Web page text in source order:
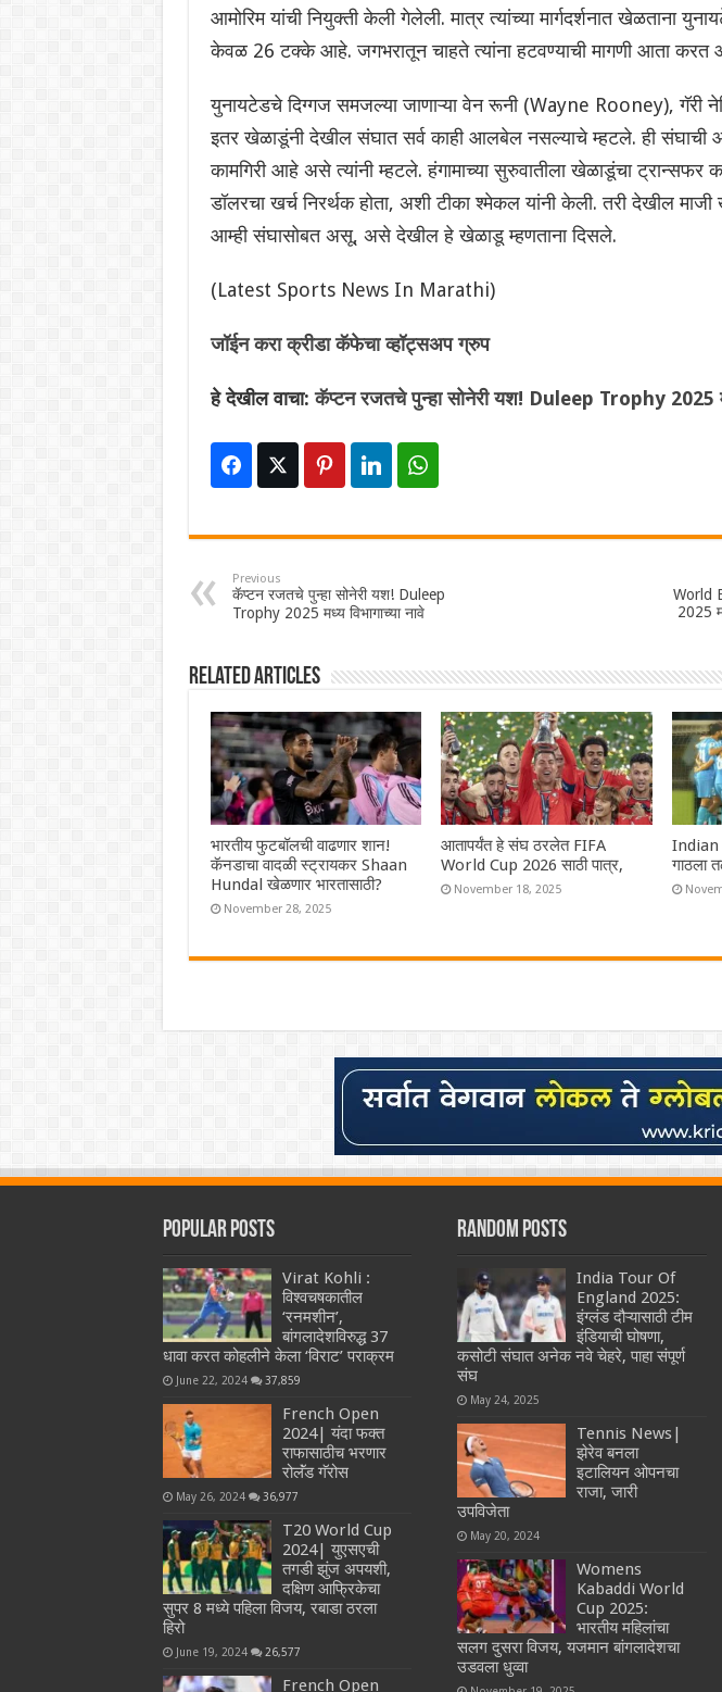
आमोरिम यांची नियुक्ती केली गेलेली. मात्र त्यांच्या मार्गदर्शनात खेळताना
केवळ 26 टक्के आहे. जगभरातून चाहते त्यांना हटवण्याची मागणी आता करत
युनायटेडचे दिग्गज समजल्या जाणाऱ्या वेन रूनी (Wayne Rooney), गॅरी
इतर खेळाडूंनी देखील संघात सर्व काही आलबेल नसल्याचे म्हटले. ही संघाची
कामगिरी आहे असे त्यांनी म्हटले. हंगामाच्या सुरुवातीला खेळाडूंचा ट्रान्सफर
डॉलरचा खर्च निरर्थक होता, अशी टीका श्मेकल यांनी केली. तरी देखील
आम्ही संघासोबत असू, असे देखील हे खेळाडू म्हणताना दिसले.
(Latest Sports News In Marathi)
जॉईन करा क्रीडा कॅफेचा व्हॉट्सअप ग्रुप
हे देखील वाचा:कॅप्टन रजतचे पुन्हा सोनेरी यश! Duleep Trophy 2025
Previous
कॅप्टन रजतचे पुन्हा सोनेरी यश! Duleep
Trophy 2025 मध्य विभागाच्या नावे
World
2025
Related Articles
भारतीय फुटबॉलची वाढणार शान!
कॅनडाचा वादळी स्ट्रायकर Shaan
Hundal खेळणार भारतासाठी?
November 28, 2025
आतापर्यंत हे संघ ठरलेत FIFA
World Cup 2026 साठी पात्र,
November 18, 2025
गाठला
Popular Posts
Virat Kohli :
विश्वचषकातील
‘रनमशीन’,
बांगलादेशविरुद्ध 37
धावा करत कोहलीने केला ‘विराट’ पराक्रम
June 22, 2024 37,859
French Open
2024| यंदा फक्त
राफासाठीच भरणार
रोलॅंड गॅरोस
May 26, 2024 36,977
T20 World Cup
2024| युएसएची
तगडी झुंज अपयशी,
दक्षिण आफ्रिकेचा
सुपर 8 मध्ये पहिला विजय, रबाडा ठरला
हिरो
June 19, 2024 26,577
French Open
Random Posts
India Tour Of
England 2025:
इंग्लंड दौऱ्यासाठी टीम
इंडियाची घोषणा,
कसोटी संघात अनेक नवे चेहरे, पाहा संपूर्ण
संघ
May 24, 2025
Tennis News|
झेरेव बनला
इटालियन ओपनचा
राजा, जारी
उपविजेता
May 20, 2024
Womens
Kabaddi World
Cup 2025:
भारतीय महिलांचा
सलग दुसरा विजय, यजमान बांगलादेशचा
उडवला धुव्वा